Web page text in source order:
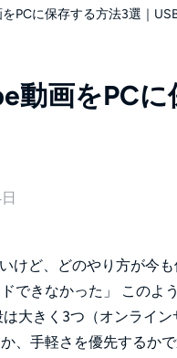
をPCに保存する方法3選｜
動画をPC
けど、どのやり方が今
できなかった」 このよ
大きく3つ（オンライ
、手軽さを優先するか